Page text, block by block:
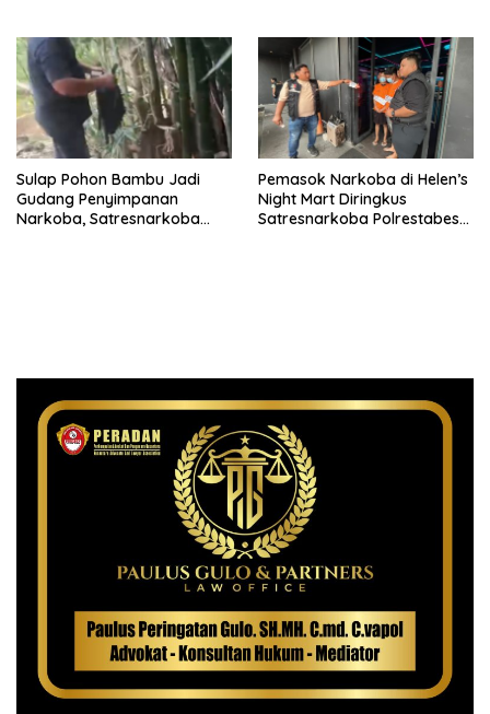
Sulap Pohon Bambu Jadi
Gudang Penyimpanan
Narkoba, Satresnarkoba
Pemasok Narkoba di Helen’s
Night Mart Diringkus
Satresnarkoba Polrestabes